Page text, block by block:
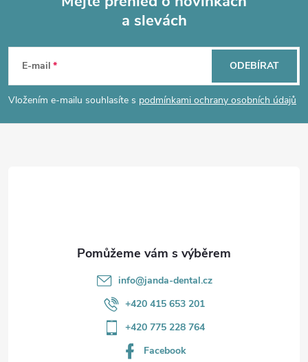
p
a slevách
E-mail
Vložením e-mailu souhlasíte s podmínkami ochrany osobních údajů
ODEBÍRAT
info@janda-dental.cz
+420 415 653 201
+420 775 228 764
Facebook